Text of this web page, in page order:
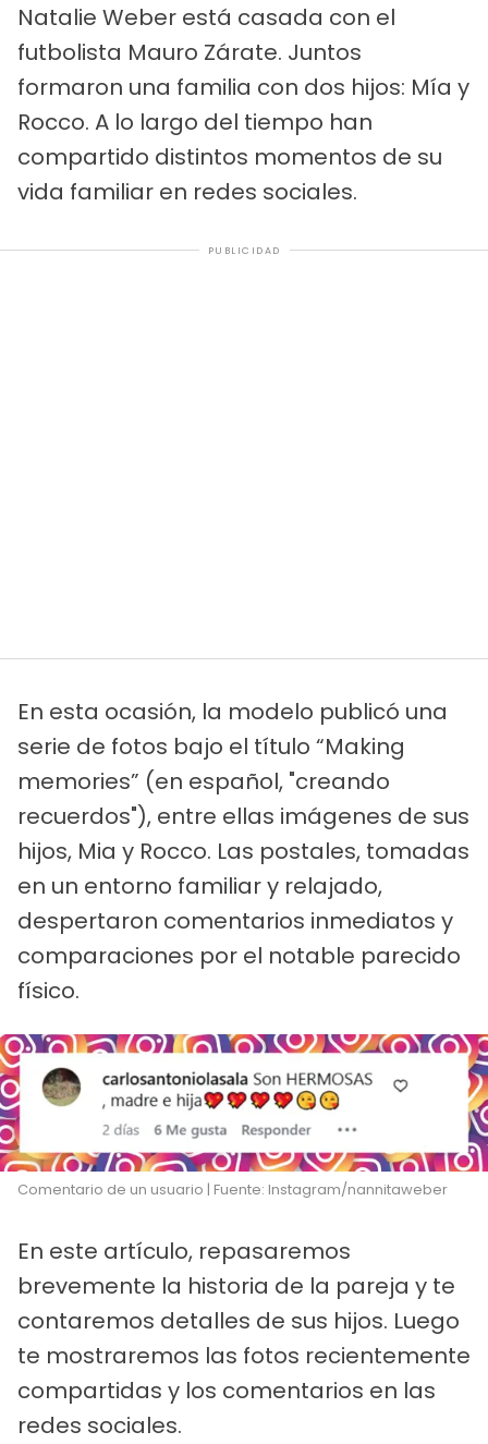
Natalie Weber está casada con el
futbolista Mauro Zárate. Juntos
formaron una familia con dos hijos: Mía y
Rocco. A lo largo del tiempo han
compartido distintos momentos de su
vida familiar en redes sociales.
PUBLICIDAD
En esta ocasión, la modelo publicó una
serie de fotos bajo el título “Making
memories” (en español, "creando
recuerdos"), entre ellas imágenes de sus
hijos, Mia y Rocco. Las postales, tomadas
en un entorno familiar y relajado,
despertaron comentarios inmediatos y
comparaciones por el notable parecido
físico.
Comentario de un usuario | Fuente: Instagram/nannitaweber
En este artículo, repasaremos
brevemente la historia de la pareja y te
contaremos detalles de sus hijos. Luego
te mostraremos las fotos recientemente
compartidas y los comentarios en las
redes sociales.